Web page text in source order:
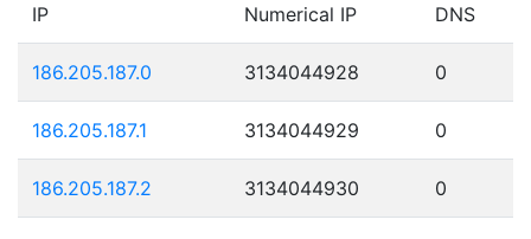
IP Numerical IP DNS
186.205.187.0 3134044928 0
186.205.187.1 3134044929 0
186.205.187.2 3134044930 0